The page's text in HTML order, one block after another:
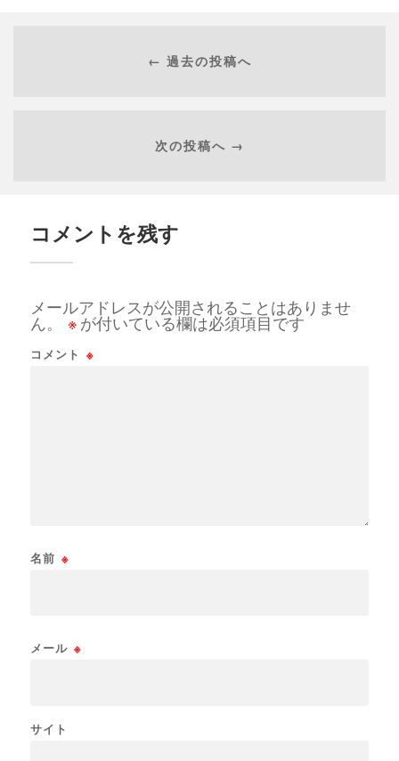
← 過去の投稿へ
次の投稿へ →
コメントを残す
メールアドレスが公開されることはありませ
ん。
※ が付いている欄は必須項目です
コメント ※
名前 ※
メール ※
サイト